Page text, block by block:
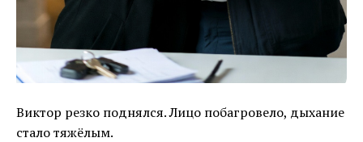
Виктор резко поднялся. Лицо побагровело, дыхание
стало тяжёлым.